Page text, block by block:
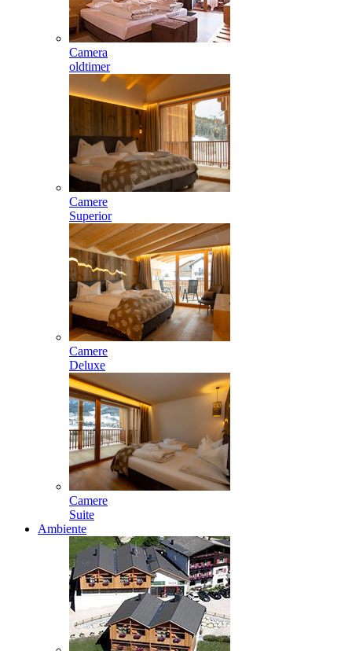
Camera
oldtimer
Camere
Superior
Camere
Deluxe
Camere
Suite
Ambiente